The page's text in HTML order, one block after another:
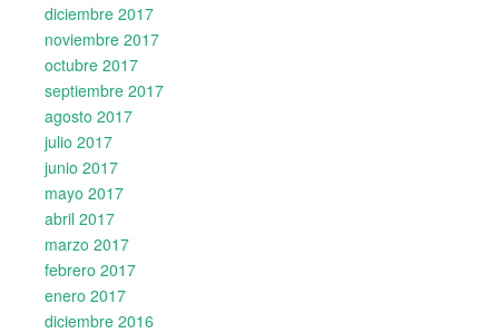
diciembre 2017
noviembre 2017
octubre 2017
septiembre 2017
agosto 2017
julio 2017
junio 2017
mayo 2017
abril 2017
marzo 2017
febrero 2017
enero 2017
diciembre 2016